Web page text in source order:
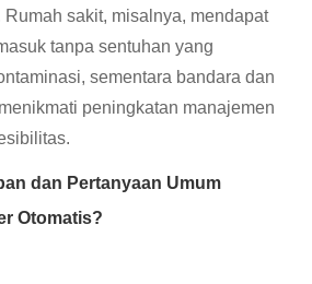
sakit, misalnya, mendapat
tanpa sentuhan yang
sementara bandara dan
peningkatan manajemen
dan Pertanyaan Umum
Otomatis?